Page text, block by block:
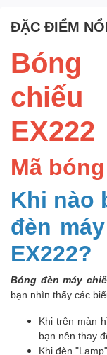
ĐẶC ĐIỂM
chiếu
EX222
Mã
Khi nào
đèn
EX222?
Bóng đèn máy
bạn nhìn thấy các
Khi trên màn
bạn nên thay
Khi đèn